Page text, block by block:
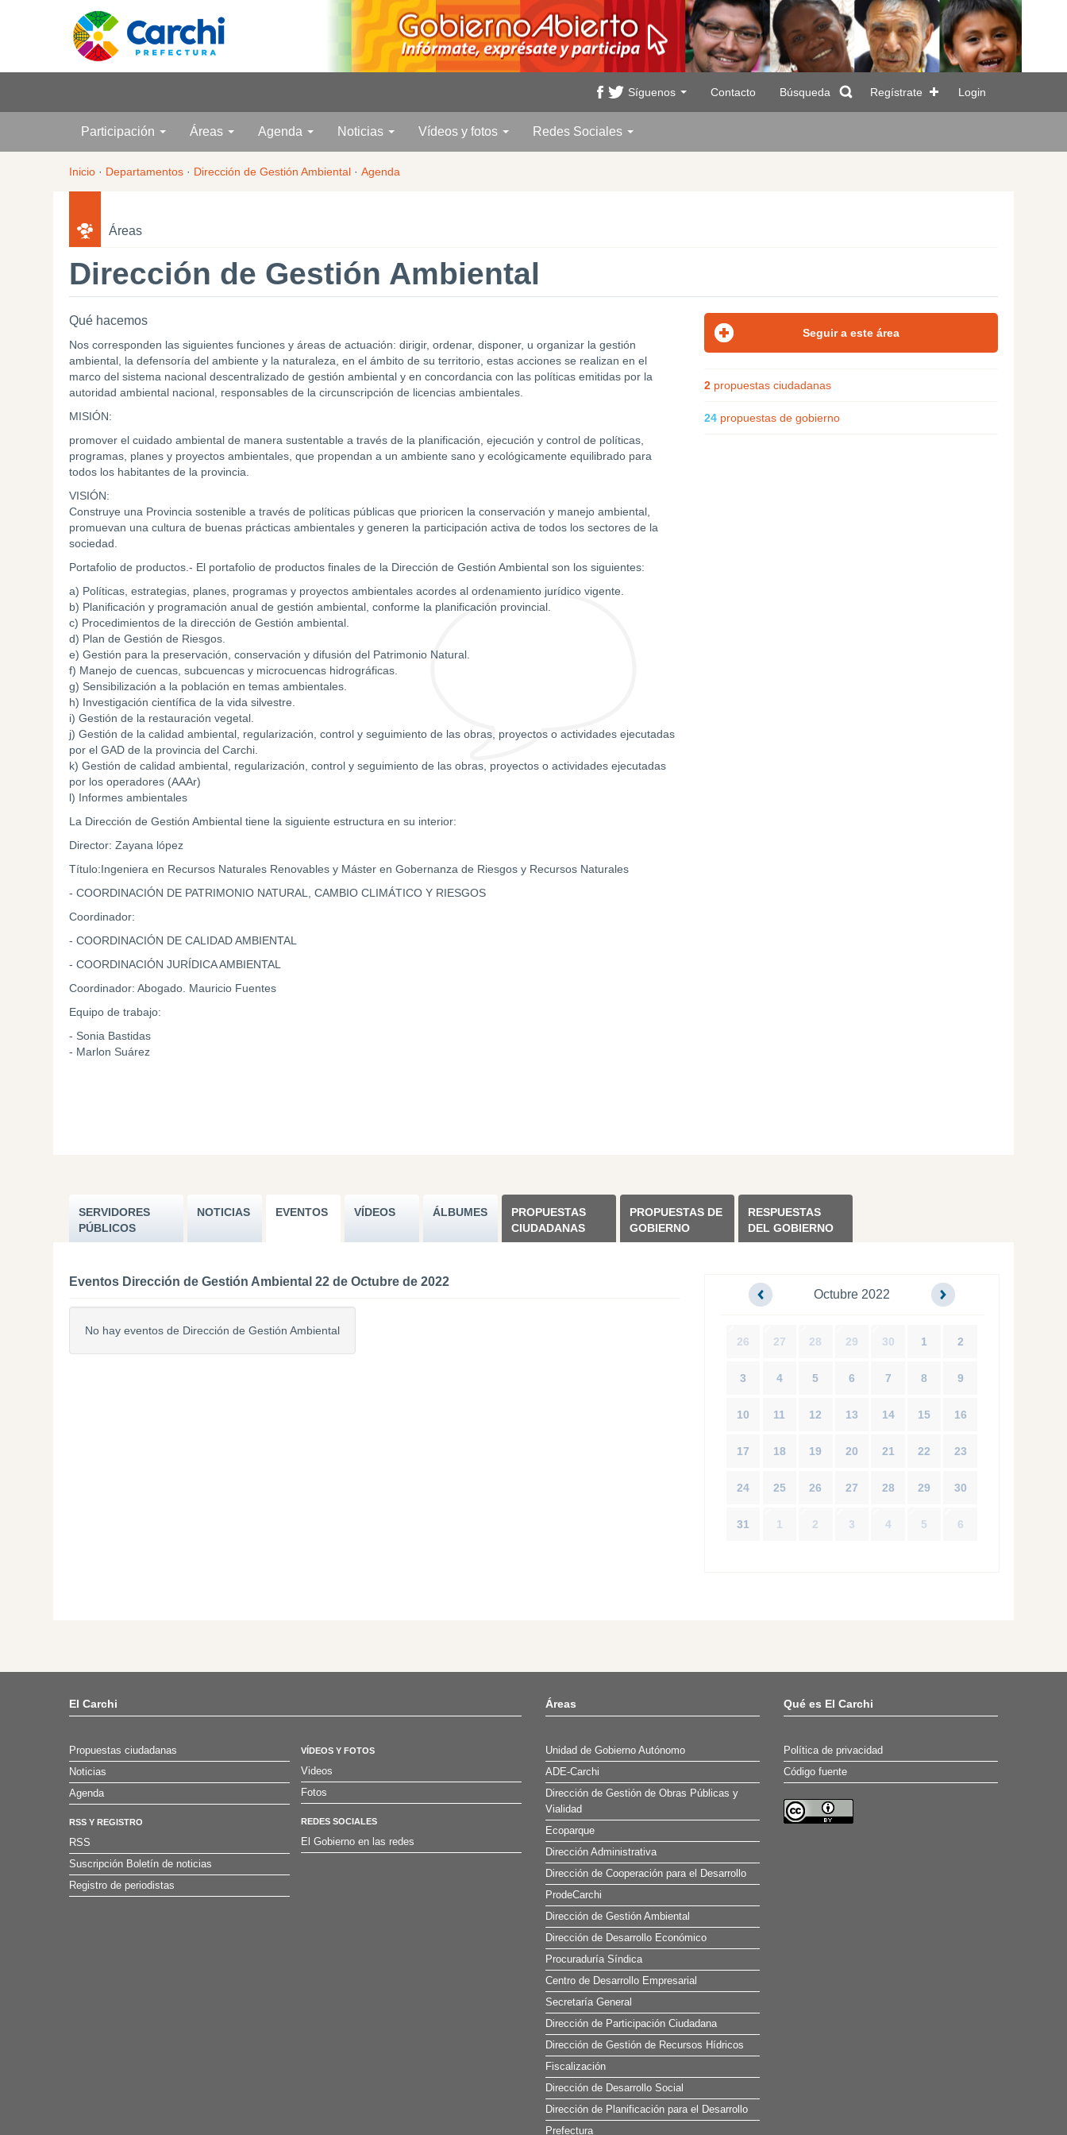
Síguenos Contacto Búsqueda Regístrate Login
Participación Áreas Agenda Noticias Vídeos y fotos Redes Sociales
Inicio · Departamentos · Dirección de Gestión Ambiental · Agenda
Áreas
Dirección de Gestión Ambiental
Qué hacemos
Nos corresponden las siguientes funciones y áreas de actuación: dirigir, ordenar, disponer, u organizar la gestión
ambiental, la defensoría del ambiente y la naturaleza, en el ámbito de su territorio, estas acciones se realizan en el
marco del sistema nacional descentralizado de gestión ambiental y en concordancia con las políticas emitidas por la
autoridad ambiental nacional, responsables de la circunscripción de licencias ambientales.
MISIÓN:
promover el cuidado ambiental de manera sustentable a través de la planificación, ejecución y control de políticas,
programas, planes y proyectos ambientales, que propendan a un ambiente sano y ecológicamente equilibrado para
todos los habitantes de la provincia.
VISIÓN:
Construye una Provincia sostenible a través de políticas públicas que prioricen la conservación y manejo ambiental,
promuevan una cultura de buenas prácticas ambientales y generen la participación activa de todos los sectores de la
sociedad.
Portafolio de productos.- El portafolio de productos finales de la Dirección de Gestión Ambiental son los siguientes:
a) Políticas, estrategias, planes, programas y proyectos ambientales acordes al ordenamiento jurídico vigente.
b) Planificación y programación anual de gestión ambiental, conforme la planificación provincial.
c) Procedimientos de la dirección de Gestión ambiental.
d) Plan de Gestión de Riesgos.
e) Gestión para la preservación, conservación y difusión del Patrimonio Natural.
f) Manejo de cuencas, subcuencas y microcuencas hidrográficas.
g) Sensibilización a la población en temas ambientales.
h) Investigación científica de la vida silvestre.
i) Gestión de la restauración vegetal.
j) Gestión de la calidad ambiental, regularización, control y seguimiento de las obras, proyectos o actividades ejecutadas
por el GAD de la provincia del Carchi.
k) Gestión de calidad ambiental, regularización, control y seguimiento de las obras, proyectos o actividades ejecutadas
por los operadores (AAAr)
l) Informes ambientales
La Dirección de Gestión Ambiental tiene la siguiente estructura en su interior:
Director: Zayana lópez
Título:Ingeniera en Recursos Naturales Renovables y Máster en Gobernanza de Riesgos y Recursos Naturales
- COORDINACIÓN DE PATRIMONIO NATURAL, CAMBIO CLIMÁTICO Y RIESGOS
Coordinador:
- COORDINACIÓN DE CALIDAD AMBIENTAL
- COORDINACIÓN JURÍDICA AMBIENTAL
Coordinador: Abogado. Mauricio Fuentes
Equipo de trabajo:
- Sonia Bastidas
- Marlon Suárez
2 propuestas ciudadanas
24 propuestas de gobierno
SERVIDORES
PÚBLICOS
NOTICIAS EVENTOS VÍDEOS ÁLBUMES
PROPUESTAS
CIUDADANAS
PROPUESTAS DE
GOBIERNO
RESPUESTAS
DEL GOBIERNO
Eventos Dirección de Gestión Ambiental 22 de Octubre de 2022
No hay eventos de Dirección de Gestión Ambiental
Octubre 2022
26 27 28 29 30 1 2
3 4 5 6 7 8 9
10 11 12 13 14 15 16
17 18 19 20 21 22 23
24 25 26 27 28 29 30
31 1 2 3 4 5 6
El Carchi
Propuestas ciudadanas
Noticias
Agenda
RSS Y REGISTRO
RSS
Suscripción Boletín de noticias
Registro de periodistas
VÍDEOS Y FOTOS
Videos
Fotos
REDES SOCIALES
El Gobierno en las redes
Áreas
Unidad de Gobierno Autónomo
ADE-Carchi
Dirección de Gestión de Obras Públicas y
Vialidad
Ecoparque
Dirección Administrativa
Dirección de Cooperación para el Desarrollo
ProdeCarchi
Dirección de Gestión Ambiental
Dirección de Desarrollo Económico
Procuraduría Síndica
Centro de Desarrollo Empresarial
Secretaría General
Dirección de Participación Ciudadana
Dirección de Gestión de Recursos Hídricos
Fiscalización
Dirección de Desarrollo Social
Dirección de Planificación para el Desarrollo
Prefectura
Qué es El Carchi
Política de privacidad
Código fuente